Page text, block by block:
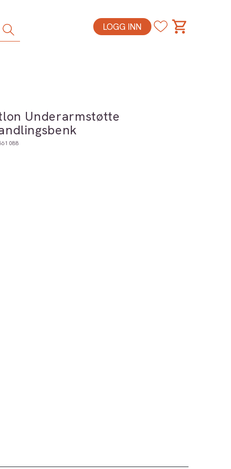
LOGG INN
Underarmstøtte